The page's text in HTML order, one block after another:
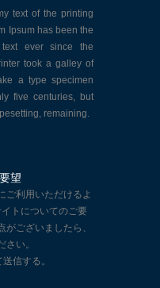
text of the printing
Ipsum has been the
text ever since the
took a galley of
a type specimen
five centuries, but
remaining.
望
ご利用いただけるよ
トについてのご要
ございましたら、
さい。
送信する。